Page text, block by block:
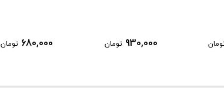
930,000 تومان 680,000 تومان